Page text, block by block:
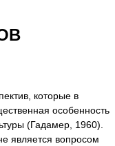
которые в
особенность
(Гадамер, 1960).
является вопросом